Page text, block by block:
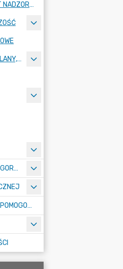
POWIATOWY INSPEKTORAT NADZORU BUDOWLANEGO
PROGRAMY, STRATEGIE, PLANY, RAPORTY
STAROSTWO POWIATOWE W ZGORZELCU
MIĘDZYZAKŁADOWA KASA ZAPOMOGOWO-POŻYCZKOWA